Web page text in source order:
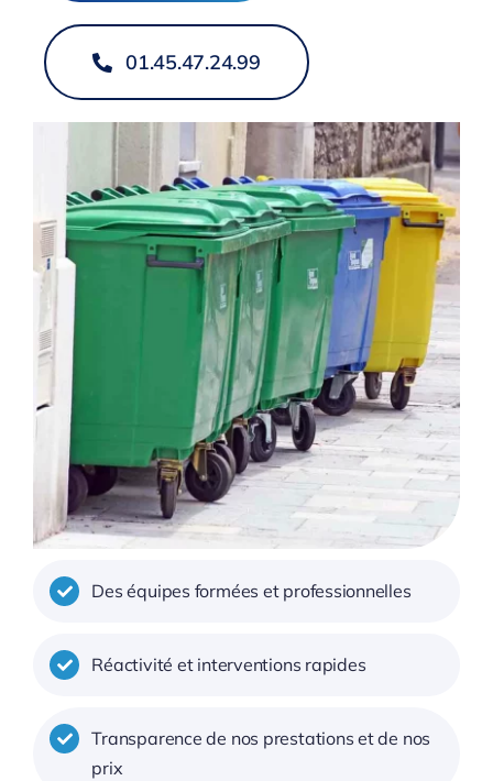
01.45.47.24.99
Des équipes formées et professionnelles
Réactivité et interventions rapides
Transparence de nos prestations et de nos
prix